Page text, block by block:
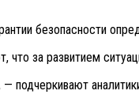
безопасности
за развитием
подчеркивают